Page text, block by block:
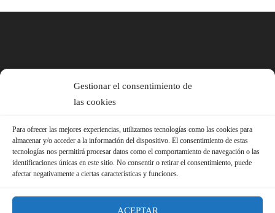
Gestionar el consentimiento de
las cookies
Para ofrecer las mejores experiencias, utilizamos tecnologías como las cookies para
almacenar y/o acceder a la información del dispositivo. El consentimiento de estas
tecnologías nos permitirá procesar datos como el comportamiento de navegación o las
identificaciones únicas en este sitio. No consentir o retirar el consentimiento, puede
afectar negativamente a ciertas características y funciones.
ACEPTAR